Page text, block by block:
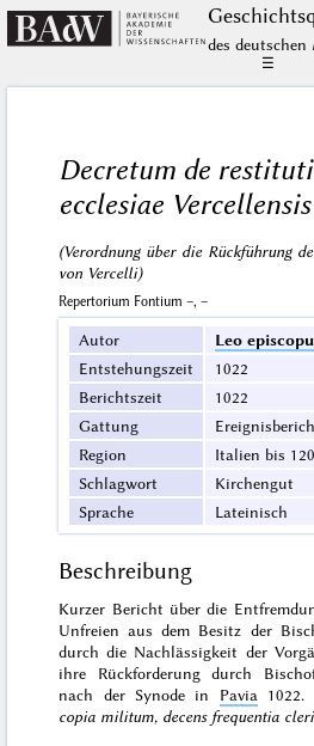
des
☰
Decretum de
ecclesiae Vercellensis
(Verordnung über die Rückführung
von Vercelli)
Repertorium Fontium –, –
Autor
Leo
Entstehungszeit
1022
Berichtszeit
1022
Gattung
Region
Italien bis
Schlagwort
Kirchengut
Sprache
Lateinisch
Beschreibung
Kurzer Bericht über die
Unfreien aus dem Besitz der
durch die Nachlässigkeit der
ihre Rückforderung durch
nach der Synode in Pavia1022.
copia militum, decens frequentia